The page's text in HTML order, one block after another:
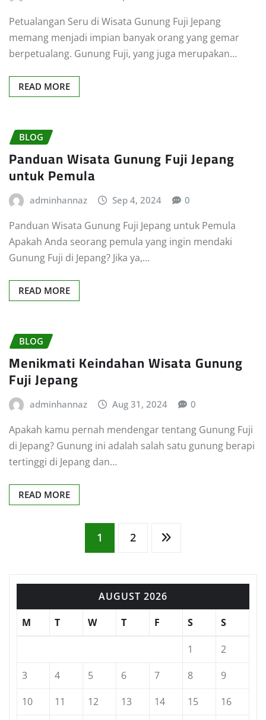
Petualangan Seru di Wisata Gunung Fuji Jepang
memang menjadi impian banyak orang yang gemar
berpetualang. Gunung Fuji, yang juga merupakan…
READ MORE
BLOG
Panduan Wisata Gunung Fuji Jepang
untuk Pemula
adminhannaz Sep 4, 2024 0
Panduan Wisata Gunung Fuji Jepang untuk Pemula
Apakah Anda seorang pemula yang ingin mendaki
Gunung Fuji di Jepang? Jika ya,…
READ MORE
BLOG
Menikmati Keindahan Wisata Gunung
Fuji Jepang
adminhannaz Aug 31, 2024 0
Apakah kamu pernah mendengar tentang Gunung Fuji
di Jepang? Gunung ini adalah salah satu gunung berapi
tertinggi di Jepang dan…
READ MORE
pagination
1 2
AUGUST 2026
M
T W T F S S
1
2
3
4 5 6 7 8
9
10
11 12 13 14 15
16